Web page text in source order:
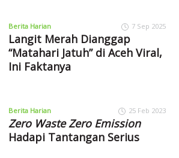
Berita Harian 7 Sep 2025
Langit Merah Dianggap
“Matahari Jatuh” di Aceh Viral,
Ini Faktanya
Berita Harian 25 Feb 2023
Zero Waste Zero Emission
Hadapi Tantangan Serius